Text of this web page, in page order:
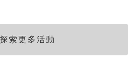
探索更多活動